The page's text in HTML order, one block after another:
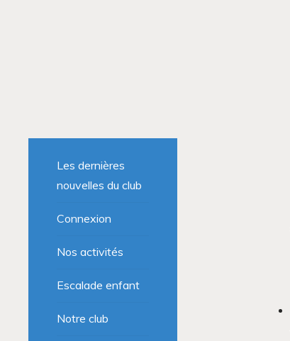
Les dernières
nouvelles du club
Connexion
Nos activités
Escalade enfant
Notre club